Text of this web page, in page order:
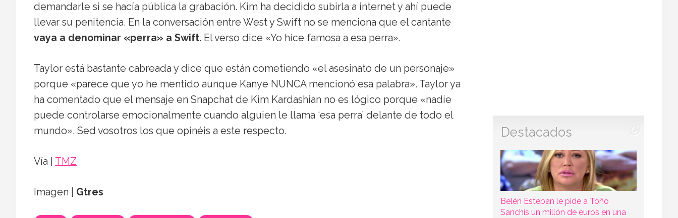
demandarle si se hacía pública la grabación. Kim ha decidido subirla a internet y ahí puede
llevar su penitencia. En la conversación entre West y Swift no se menciona que el cantante
vaya a denominar «perra» a Swift. El verso dice «Yo hice famosa a esa perra».
Taylor está bastante cabreada y dice que están cometiendo «el asesinato de un personaje»
porque «parece que yo he mentido aunque Kanye NUNCA mencionó esa palabra». Taylor ya
ha comentado que el mensaje en Snapchat de Kim Kardashian no es lógico porque «nadie
puede controlarse emocionalmente cuando alguien le llama ‘esa perra’ delante de todo el
mundo». Sed vosotros los que opinéis a este respecto.
Vía | TMZ
Imagen | Gtres
Destacados
Belén Esteban le pide a Toño
Sanchís un millón de euros en una